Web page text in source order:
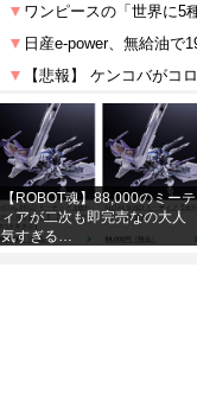
【ROBOT魂】88,000のミーテ
ィアが二次も即完売なの大人
気すぎる…